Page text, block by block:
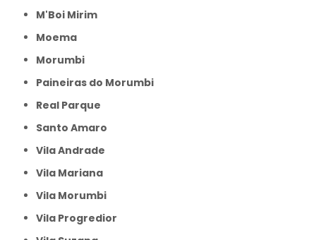
M'Boi Mirim
Moema
Morumbi
Paineiras do Morumbi
Real Parque
Santo Amaro
Vila Andrade
Vila Mariana
Vila Morumbi
Vila Progredior